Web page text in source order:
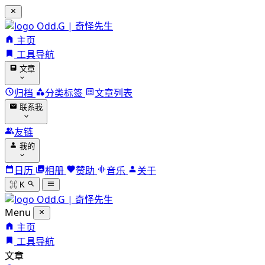
Odd.G | 奇怪先生
主页
工具导航
文章
归档 分类标签 文章列表
联系我
友链
我的
日历 相册 赞助 音乐 关于
⌘ K
Odd.G | 奇怪先生
Menu
主页
工具导航
文章